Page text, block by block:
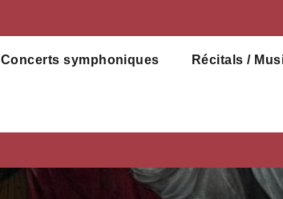
Concerts symphoniques Récitals /